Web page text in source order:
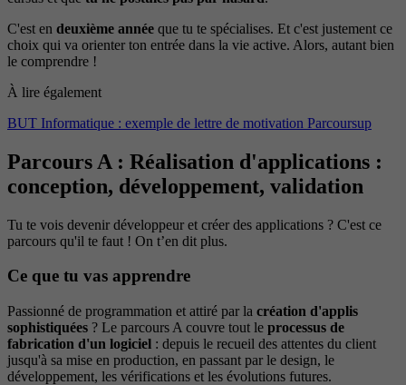
C'est en deuxième année que tu te spécialises. Et c'est justement ce
choix qui va orienter ton entrée dans la vie active. Alors, autant bien
le comprendre !
À lire également
BUT Informatique : exemple de lettre de motivation Parcoursup
Parcours A : Réalisation d'applications :
conception, développement, validation
Tu te vois devenir développeur et créer des applications ? C'est ce
parcours qu'il te faut ! On t’en dit plus.
Ce que tu vas apprendre
Passionné de programmation et attiré par la création d'applis
sophistiquées ? Le parcours A couvre tout le processus de
fabrication d'un logiciel : depuis le recueil des attentes du client
jusqu'à sa mise en production, en passant par le design, le
développement, les vérifications et les évolutions futures.